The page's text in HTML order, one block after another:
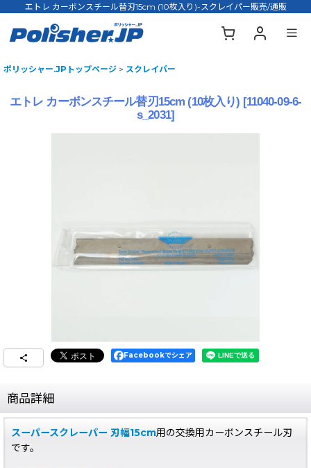
エトレ カーボンスチール替刃15cm (10枚入り)-スクレイパー販売/通販
ポリッシャー.JPトップページ > スクレイパー
エトレ カーボンスチール替刃15cm (10枚入り) [11040-09-6-
s_2031]
Facebookでシェア
商品詳細
スーパースクレーパー 刃幅15cm用の交換用カーボンスチール刃
です。